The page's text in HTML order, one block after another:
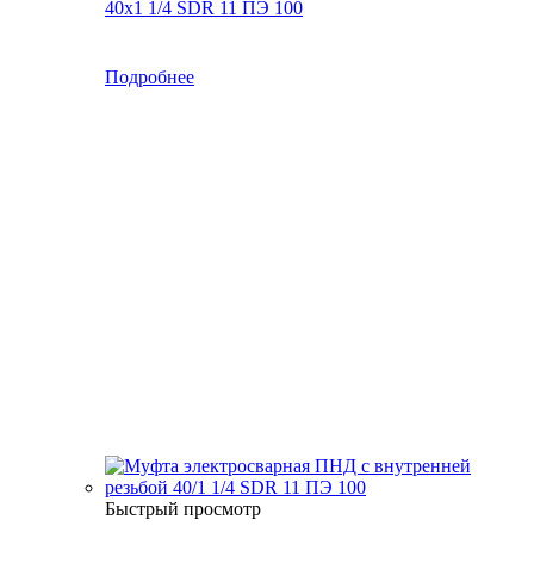
40x1 1/4 SDR 11 ПЭ 100
Подробнее
Быстрый просмотр